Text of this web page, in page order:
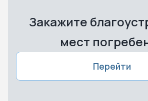
Закажите
мест
Перейти